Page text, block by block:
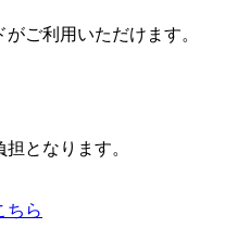
ご利用いただけます。
となります。
ちら